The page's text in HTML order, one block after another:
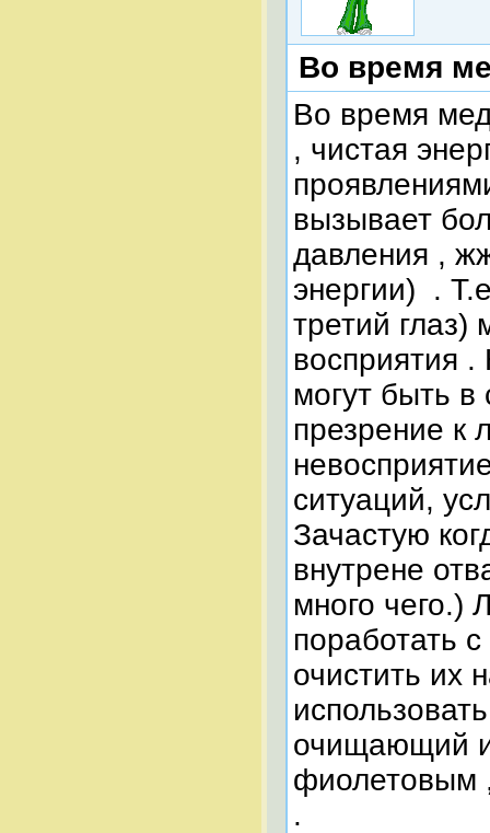
Во время
Во время
, чистая
вызывает
давления ,
энергии) .
третий глаз)
восприятия
могут быть в
презрение к
ситуаций,
Зачастую
внутрене
много чего.)
поработать
очистить их
очищающий
фиолетовым
.